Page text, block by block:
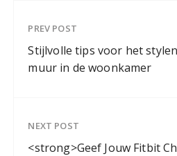
PREV POST
Stijlvolle tips voor het
muur in de woonkamer
NEXT POST
<strong>Geef Jouw Fitbit